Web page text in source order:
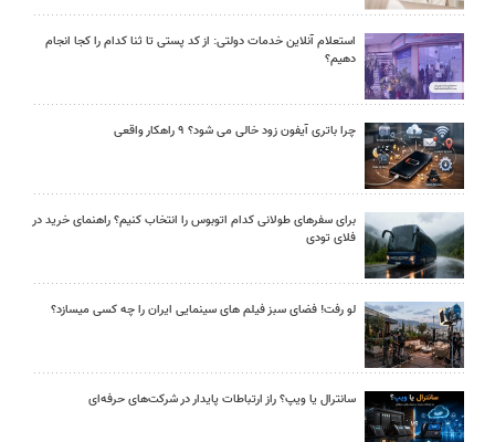
استعلام آنلاین خدمات دولتی: از کد پستی تا ثنا کدام را کجا انجام
دهیم؟
چرا باتری آیفون زود خالی می شود؟ ۹ راهکار واقعی
برای سفرهای طولانی کدام اتوبوس را انتخاب کنیم؟ راهنمای خرید در
فلای تودی
لو رفت! فضای سبز فیلم های سینمایی ایران را چه کسی میسازد؟
سانترال یا ویپ؟ راز ارتباطات پایدار در شرکت‌های حرفه‌ای